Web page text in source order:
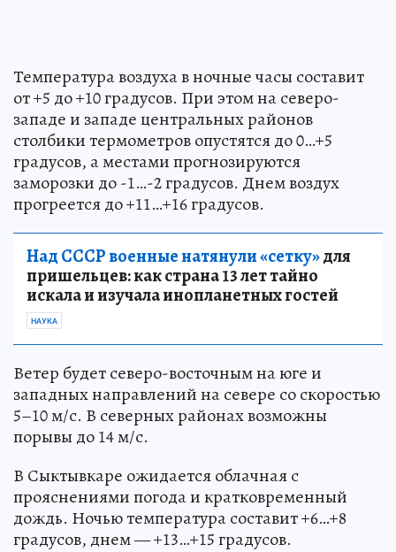
Температура воздуха в ночные часы составит
от +5 до +10 градусов. При этом на северо-
западе и западе центральных районов
столбики термометров опустятся до 0…+5
градусов, а местами прогнозируются
заморозки до -1…-2 градусов. Днем воздух
прогреется до +11…+16 градусов.
Над СССР военные натянули «сетку»для
пришельцев: как страна 13 лет тайно
искала и изучала инопланетных гостей
НАУКА
Ветер будет северо-восточным на юге и
западных направлений на севере со скоростью
5–10 м/с. В северных районах возможны
порывы до 14 м/с.
В Сыктывкаре ожидается облачная с
прояснениями погода и кратковременный
дождь. Ночью температура составит +6…+8
градусов, днем — +13…+15 градусов.